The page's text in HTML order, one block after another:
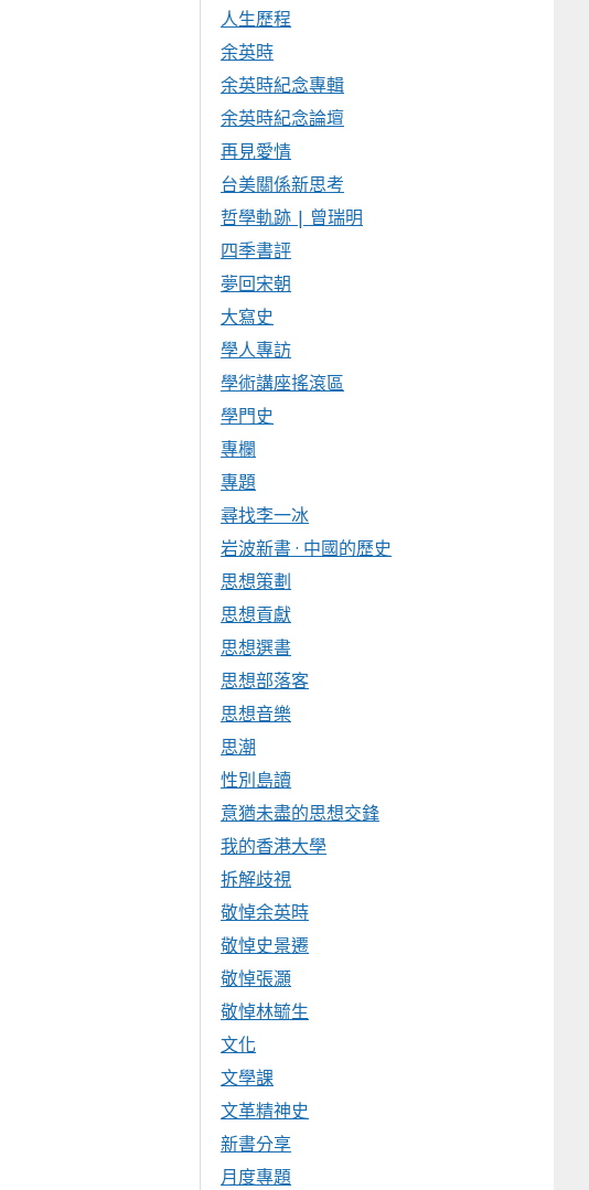
人生歷程
余英時
余英時紀念專輯
余英時紀念論壇
再見愛情
台美關係新思考
哲學軌跡 | 曾瑞明
四季書評
夢回宋朝
大寫史
學人專訪
學術講座搖滾區
學門史
專欄
專題
尋找李一冰
岩波新書 · 中國的歷史
思想策劃
思想貢獻
思想選書
思想部落客
思想音樂
思潮
性別島讀
意猶未盡的思想交鋒
我的香港大學
拆解歧視
敬悼余英時
敬悼史景遷
敬悼張灝
敬悼林毓生
文化
文學課
文革精神史
新書分享
月度專題